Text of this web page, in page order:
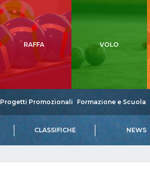
RAFFA VOLO
Progetti Promozionali Formazione e Scuola
CLASSIFICHE NEWS